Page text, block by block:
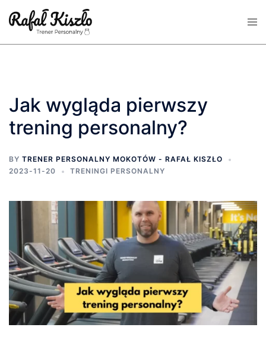
Jak wygląda pierwszy
trening personalny?
BY TRENER PERSONALNY MOKOTÓW - RAFAŁ KISZŁO
2023-11-20
TRENINGI PERSONALNY